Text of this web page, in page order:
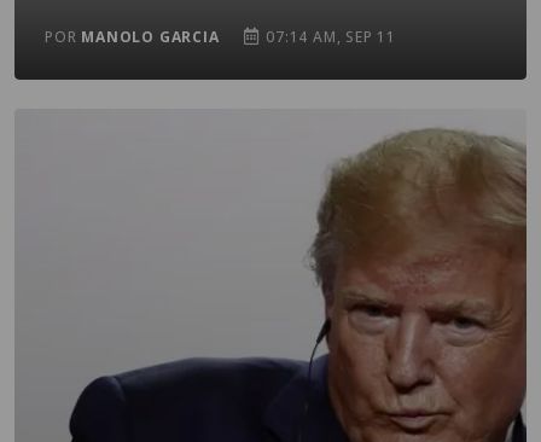
POR MANOLO GARCIA 07:14 AM, SEP 11